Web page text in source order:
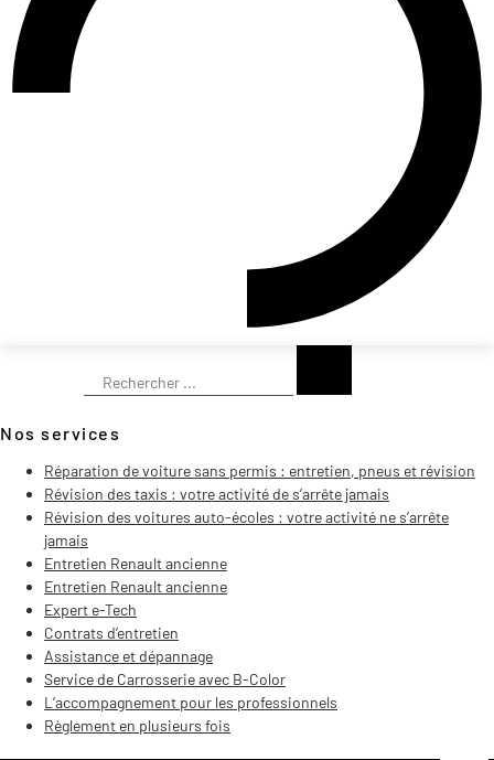
Nos services
Réparation de voiture sans permis : entretien, pneus et révision
Révision des taxis : votre activité de s’arrête jamais
Révision des voitures auto-écoles : votre activité ne s’arrête
jamais
Entretien Renault ancienne
Entretien Renault ancienne
Expert e-Tech
Contrats d’entretien
Assistance et dépannage
Service de Carrosserie avec B-Color
L’accompagnement pour les professionnels
Règlement en plusieurs fois